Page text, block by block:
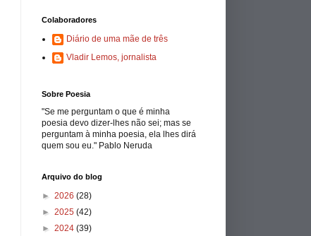
Colaboradores
Diário de uma mãe de três
Vladir Lemos, jornalista
Sobre Poesia
"Se me perguntam o que é minha
poesia devo dizer-lhes não sei; mas se
perguntam à minha poesia, ela lhes dirá
quem sou eu." Pablo Neruda
Arquivo do blog
► 2026 (28)
► 2025 (42)
► 2024 (39)